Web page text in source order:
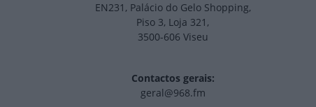
EN231, Palácio do Gelo Shopping,
Piso 3, Loja 321,
3500-606 Viseu
Contactos gerais:
geral@968.fm